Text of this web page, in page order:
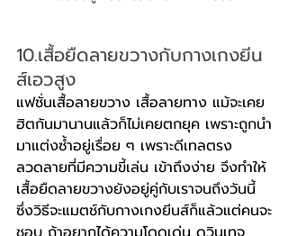
10.เสื้อยืดลายขวางกับกางเกงยีน
ส์เอวสูง
แฟชั่นเสื้อลายขวาง เสื้อลายทาง แม้จะเคย
ฮิตกันมานานแล้วก็ไม่เคยตกยุค เพราะถูกนำ
มาแต่งซ้ำอยู่เรื่อย ๆ เพราะดีเทลตรง
ลวดลายที่มีความขี้เล่น เข้าถึงง่าย จึงทำให้
เสื้อยืดลายขวางยังอยู่คู่กับเราจนถึงวันนี้
ซึ่งวิธีจะแมตช์กับกางเกงยีนส์ก็แล้วแต่คนจะ